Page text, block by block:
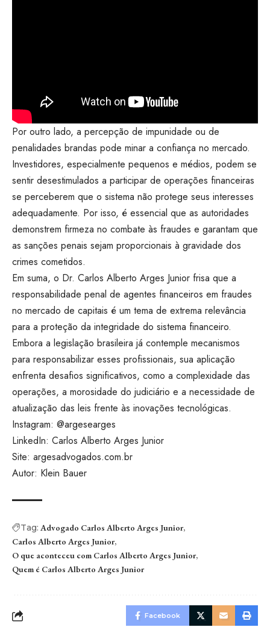
Por outro lado, a percepção de impunidade ou de
penalidades brandas pode minar a confiança no mercado.
Investidores, especialmente pequenos e médios, podem se
sentir desestimulados a participar de operações financeiras
se perceberem que o sistema não protege seus interesses
adequadamente. Por isso, é essencial que as autoridades
demonstrem firmeza no combate às fraudes e garantam que
as sanções penais sejam proporcionais à gravidade dos
crimes cometidos.
Em suma, o Dr. Carlos Alberto Arges Junior frisa que a
responsabilidade penal de agentes financeiros em fraudes
no mercado de capitais é um tema de extrema relevância
para a proteção da integridade do sistema financeiro.
Embora a legislação brasileira já contemple mecanismos
para responsabilizar esses profissionais, sua aplicação
enfrenta desafios significativos, como a complexidade das
operações, a morosidade do judiciário e a necessidade de
atualização das leis frente às inovações tecnológicas.
Instagram: @argesearges
LinkedIn: Carlos Alberto Arges Junior
Site: argesadvogados.com.br
Autor: Klein Bauer
Tag: Advogado Carlos Alberto Arges Junior
Carlos Alberto Arges Junior
O que aconteceu com Carlos Alberto Arges Junior
Quem é Carlos Alberto Arges Junior
Facebook